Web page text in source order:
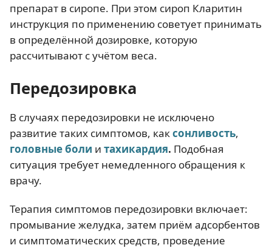
препарат в сиропе. При этом сироп Кларитин
инструкция по применению советует принимать
в определённой дозировке, которую
рассчитывают с учётом веса.
Передозировка
В случаях передозировки не исключено
развитие таких симптомов, каксонливость,
головные боли и тахикардия. Подобная
ситуация требует немедленного обращения к
врачу.
Терапия симптомов передозировки включает:
промывание желудка, затем приём адсорбентов
и симптоматических средств, проведение